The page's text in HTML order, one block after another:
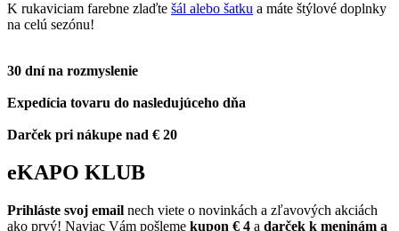
K rukaviciam farebne zlaďte šál alebo šatku a máte štýlové doplnky
na celú sezónu!
30 dní na rozmyslenie
Expedícia tovaru do nasledujúceho dňa
Darček pri nákupe nad € 20
eKAPO KLUB
Prihláste svoj email nech viete o novinkách a zľavových akciách
ako prvý! Naviac Vám pošleme kupon € 4 a darček k meninám a